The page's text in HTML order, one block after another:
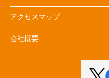
アクセスマップ
会社概要